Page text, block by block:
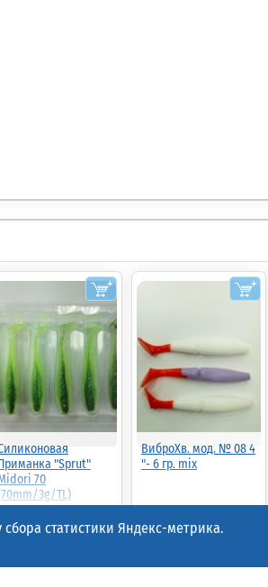
"Sprut"
70
3g/TL)
(шт.)
ВиброХв. мод. № 08 4
"- 6 гр. mix
38.00р.(шт.)
статистики Яндекс-метрика.